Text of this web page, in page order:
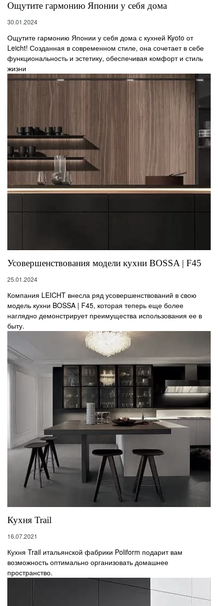
Ощутите гармонию Японии у себя дома
30.01.2024
Ощутите гармонию Японии у себя дома с кухней Kyoto от
Leicht! Созданная в современном стиле, она сочетает в себе
функциональность и эстетику, обеспечивая комфорт и стиль
жизни
Усовершенствования модели кухни BOSSA | F45
25.01.2024
Компания LEICHT внесла ряд усовершенствований в свою
модель кухни BOSSA | F45, которая теперь еще более
наглядно демонстрирует преимущества использования ее в
быту.
Кухня Trail
16.07.2021
Кухня Trail итальянской фабрики Poliform подарит вам
возможность оптимально организовать домашнее
пространство.